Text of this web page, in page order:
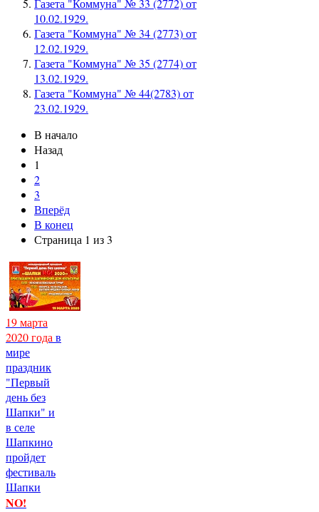
Газета "Коммуна" № 33 (2772) от
10.02.1929.
Газета "Коммуна" № 34 (2773) от
12.02.1929.
Газета "Коммуна" № 35 (2774) от
13.02.1929.
Газета "Коммуна" № 44(2783) от
23.02.1929.
В начало
Назад
1
2
3
Вперёд
В конец
Страница 1 из 3
19 марта
2020 годав
мире
праздник
"Первый
день без
Шапки" и
в селе
Шапкино
пройдет
фестиваль
Шапки
NO!